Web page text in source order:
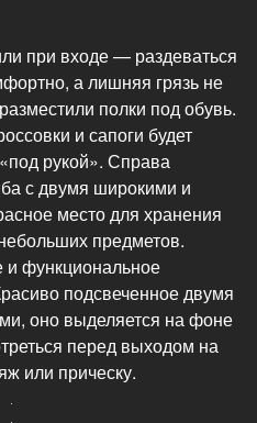
при входе — раздеваться
а лишняя грязь не
полки под обувь.
и сапоги будет
рукой». Справа
с двумя широкими и
место для хранения
предметов.
и функциональное
подсвеченное двумя
оно выделяется на фоне
перед выходом на
или прическу.